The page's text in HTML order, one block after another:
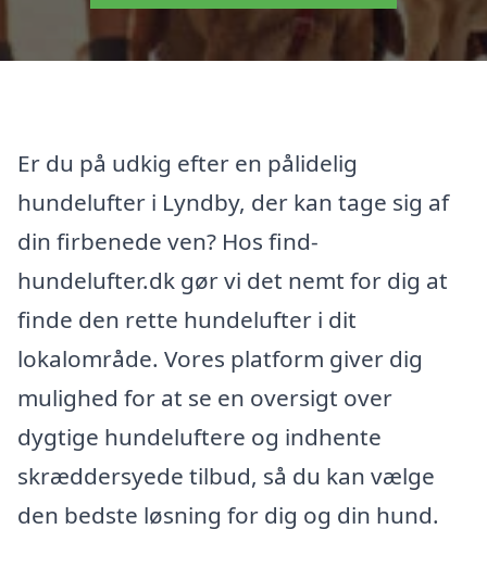
Er du på udkig efter en pålidelig
hundelufter i Lyndby, der kan tage sig af
din firbenede ven? Hos find-
hundelufter.dk gør vi det nemt for dig at
finde den rette hundelufter i dit
lokalområde. Vores platform giver dig
mulighed for at se en oversigt over
dygtige hundeluftere og indhente
skræddersyede tilbud, så du kan vælge
den bedste løsning for dig og din hund.